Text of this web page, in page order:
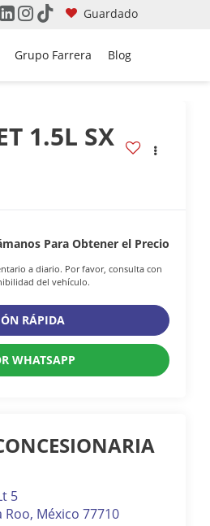
Guardado
Grupo Farrera Blog
1.5L SX
Para Obtener el Precio
a diario. Por favor, consulta con
del vehículo.
RÁPIDA
WHATSAPP
5
Roo, México 77710